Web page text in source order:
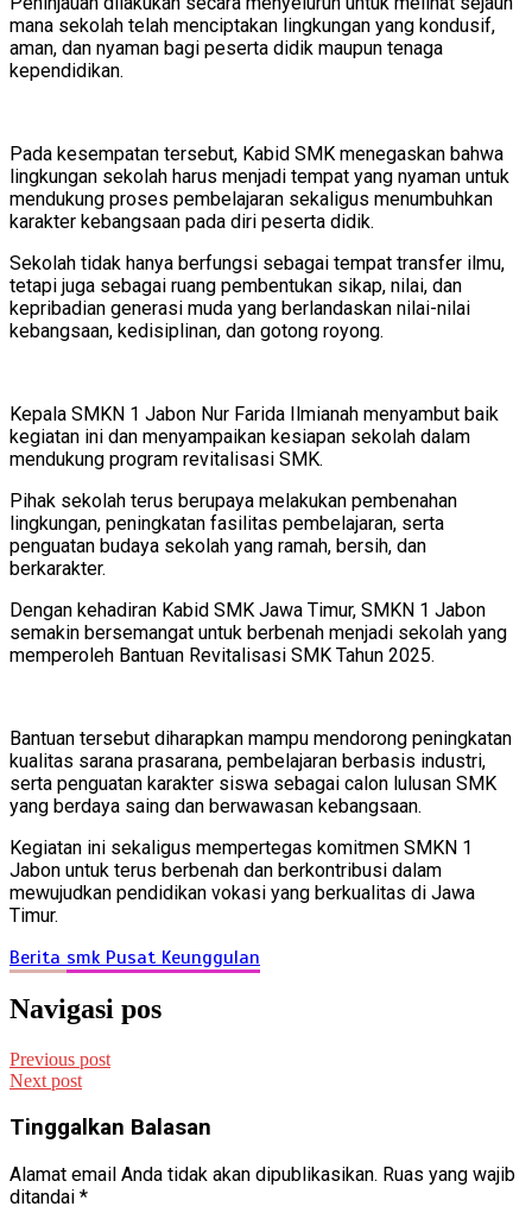
mana sekolah telah menciptakan lingkungan yang kondusif,
aman, dan nyaman bagi peserta didik maupun tenaga
kependidikan.
Pada kesempatan tersebut, Kabid SMK menegaskan bahwa
lingkungan sekolah harus menjadi tempat yang nyaman untuk
mendukung proses pembelajaran sekaligus menumbuhkan
karakter kebangsaan pada diri peserta didik.
Sekolah tidak hanya berfungsi sebagai tempat transfer ilmu,
tetapi juga sebagai ruang pembentukan sikap, nilai, dan
kepribadian generasi muda yang berlandaskan nilai-nilai
kebangsaan, kedisiplinan, dan gotong royong.
Kepala SMKN 1 Jabon Nur Farida Ilmianah menyambut baik
kegiatan ini dan menyampaikan kesiapan sekolah dalam
mendukung program revitalisasi SMK.
Pihak sekolah terus berupaya melakukan pembenahan
lingkungan, peningkatan fasilitas pembelajaran, serta
penguatan budaya sekolah yang ramah, bersih, dan
berkarakter.
Dengan kehadiran Kabid SMK Jawa Timur, SMKN 1 Jabon
semakin bersemangat untuk berbenah menjadi sekolah yang
memperoleh Bantuan Revitalisasi SMK Tahun 2025.
Bantuan tersebut diharapkan mampu mendorong peningkatan
kualitas sarana prasarana, pembelajaran berbasis industri,
serta penguatan karakter siswa sebagai calon lulusan SMK
yang berdaya saing dan berwawasan kebangsaan.
Kegiatan ini sekaligus mempertegas komitmen SMKN 1
Jabon untuk terus berbenah dan berkontribusi dalam
mewujudkan pendidikan vokasi yang berkualitas di Jawa
Timur.
Berita smk Pusat Keunggulan
Navigasi pos
Previous post
Next post
Tinggalkan Balasan
Alamat email Anda tidak akan dipublikasikan. Ruas yang wajib
ditandai *